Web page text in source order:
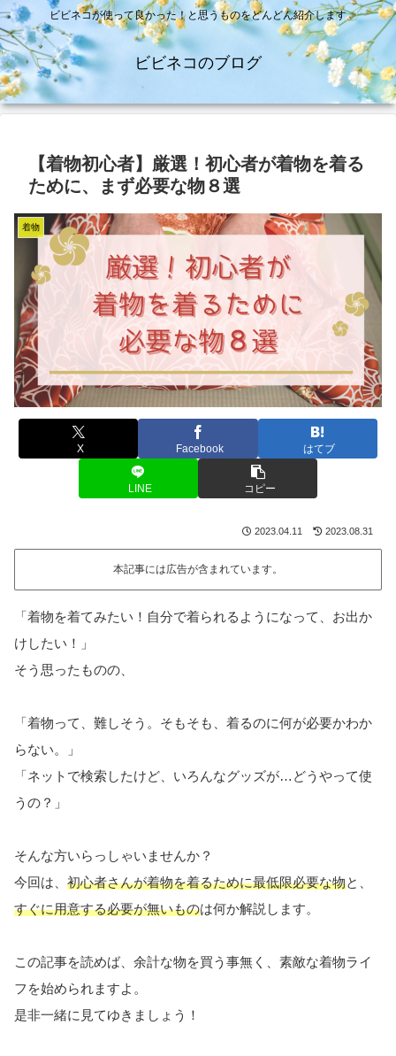
ビビネコが使って良かった！と思うものをどんどん紹介します
ビビネコのブログ
【着物初心者】厳選！初心者が着物を着る
ために、まず必要な物８選
着物
X Facebook はてブ
LINE コピー
2023.04.11 2023.08.31
本記事には広告が含まれています。
「着物を着てみたい！自分で着られるようになって、お出か
けしたい！」
そう思ったものの、
「着物って、難しそう。そもそも、着るのに何が必要かわか
らない。」
「ネットで検索したけど、いろんなグッズが…どうやって使
うの？」
そんな方いらっしゃいませんか？
今回は、 初心者さんが着物を着るために最低限必要な物と、
すぐに用意する必要が無いものは何か解説します。
この記事を読めば、余計な物を買う事無く、素敵な着物ライ
フを始められますよ。
是非一緒に見てゆきましょう！